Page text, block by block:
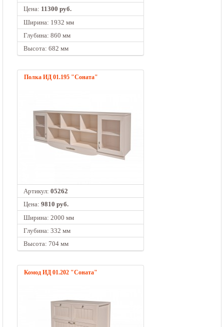
Цена: 11300 руб.
Ширина: 1932 мм
Глубина: 860 мм
Высота: 682 мм
Полка ИД 01.195 "Соната"
Артикул: 05262
Цена: 9810 руб.
Ширина: 2000 мм
Глубина: 332 мм
Высота: 704 мм
Комод ИД 01.202 "Соната"